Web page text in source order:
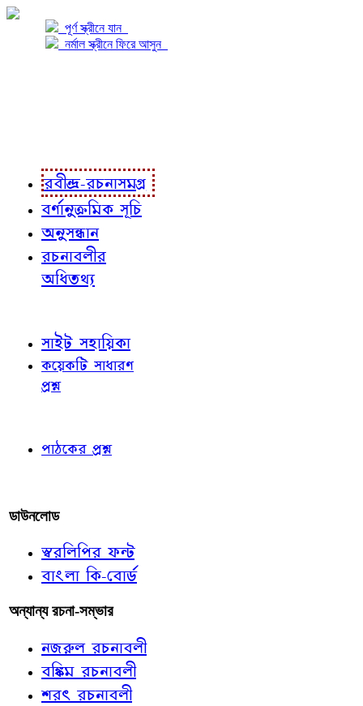
পূর্ণ স্ক্রীনে যান
নর্মাল স্ক্রীনে ফিরে আসুন
রবীন্দ্র-রচনাসমগ্র
বর্ণানুক্রমিক সূচি
অনুসন্ধান
রচনাবলীর
অধিতথ্য
সাইট সহায়িকা
কয়েকটি সাধারণ
প্রশ্ন
পাঠকের প্রশ্ন
ডাউনলোড
স্বরলিপির ফন্ট
বাংলা কি-বোর্ড
অন্যান্য রচনা-সম্ভার
নজরুল রচনাবলী
বঙ্কিম রচনাবলী
শরৎ রচনাবলী